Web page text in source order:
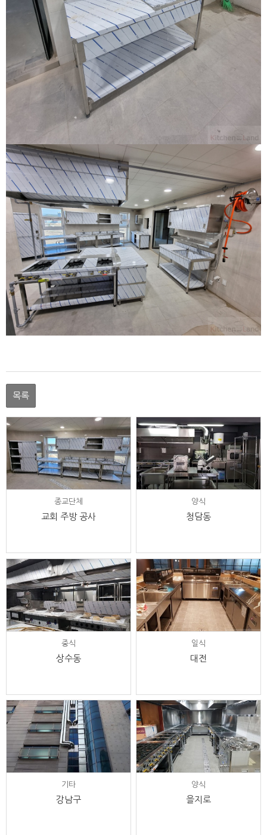
목록
종교단체
교회 주방 공사
양식
청담동
중식
상수동
일식
대전
기타
강남구
양식
을지로